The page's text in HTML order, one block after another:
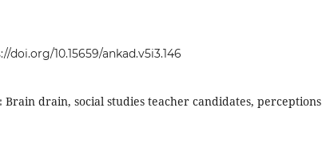
doi.org/10.15659/ankad.v5i3.146
Brain drain, social studies teacher candidates, perceptions